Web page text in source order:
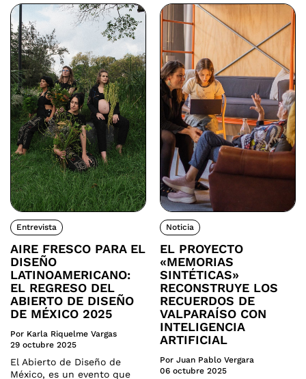
Entrevista
AIRE FRESCO PARA EL
DISEÑO
LATINOAMERICANO:
EL REGRESO DEL
ABIERTO DE DISEÑO
DE MÉXICO 2025
Por Karla Riquelme Vargas
29 octubre 2025
El Abierto de Diseño de
México, es un evento que
Noticia
EL PROYECTO
«MEMORIAS
SINTÉTICAS»
RECONSTRUYE LOS
RECUERDOS DE
VALPARAÍSO CON
INTELIGENCIA
ARTIFICIAL
Por Juan Pablo Vergara
06 octubre 2025